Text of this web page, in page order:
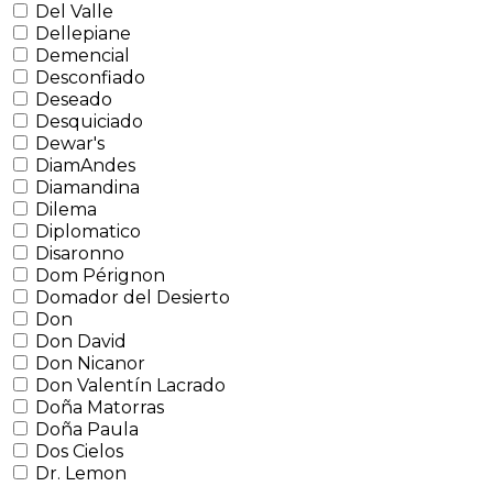
Del Valle
Dellepiane
Demencial
Desconfiado
Deseado
Desquiciado
Dewar's
DiamAndes
Diamandina
Dilema
Diplomatico
Disaronno
Dom Pérignon
Domador del Desierto
Don
Don David
Don Nicanor
Don Valentín Lacrado
Doña Matorras
Doña Paula
Dos Cielos
Dr. Lemon